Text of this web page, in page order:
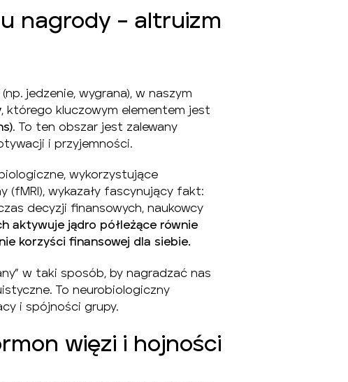
nagrody – altruizm
jedzenie, wygrana), w naszym
, którego kluczowym elementem jest
. To ten obszar jest zalewany
i przyjemności.
wykorzystujące
(fMRI), wykazały fascynujący fakt:
decyzji finansowych, naukowcy
aktywuje jądro półleżące równie
korzyści finansowej dla siebie.
w taki sposób, by nagradzać nas
To neurobiologiczny
i spójności grupy.
więzi i hojności